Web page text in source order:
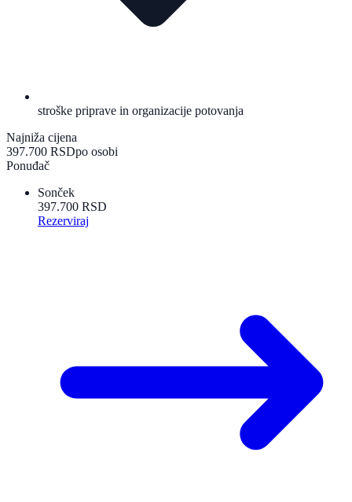
stroške priprave in organizacije potovanja
Najniža cijena
397.700 RSDpo osobi
Ponuđač
Sonček
397.700 RSD
Rezerviraj